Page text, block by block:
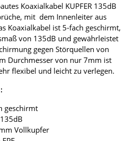
Koaxialkabel KUPFER 135dB
mit dem Innenleiter aus
Koaxialkabel ist 5-fach geschirmt,
von 135dB und gewährleistet
gegen Störquellen von
Durchmesser von nur 7mm ist
flexibel und leicht zu verlegen.
geschirmt
Vollkupfer